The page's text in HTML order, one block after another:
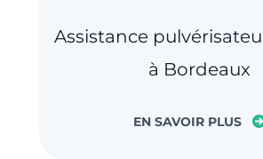
Assistance
à Bordeaux
EN SAVOIR PLUS